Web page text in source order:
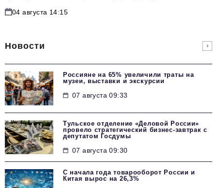
04 августа 14:15
Новости
Россияне на 65% увеличили траты на
музеи, выставки и экскурсии
07 августа 09:33
Тульское отделение «Деловой России»
провело стратегический бизнес-завтрак с
депутатом Госдумы
07 августа 09:30
С начала года товарооборот России и
Китая вырос на 26,3%